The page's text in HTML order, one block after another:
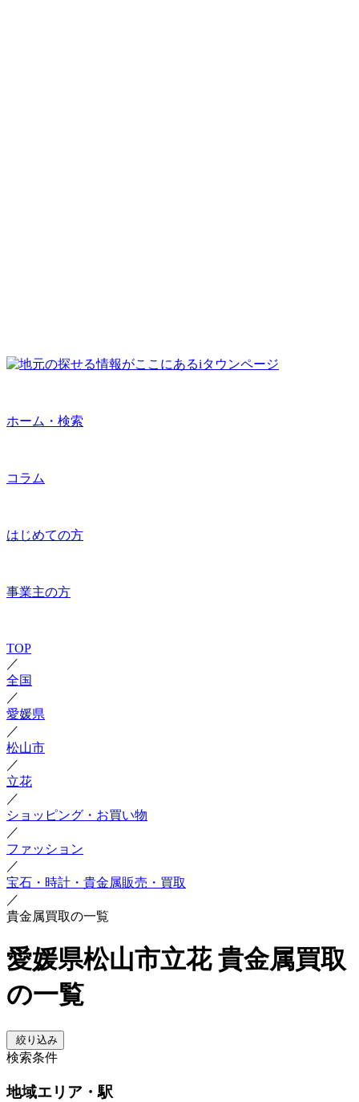
ホーム・検索
コラム
はじめての方
事業主の方
TOP
／
全国
／
愛媛県
／
松山市
／
立花
／
ショッピング・お買い物
／
ファッション
／
宝石・時計・貴金属販売・買取
／
貴金属買取の一覧
愛媛県松山市立花 貴金属買取
の一覧
絞り込み
検索条件
地域エリア・駅